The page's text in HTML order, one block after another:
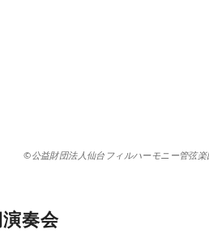
©公益財団法人仙台フィルハーモニー管弦楽
奏会